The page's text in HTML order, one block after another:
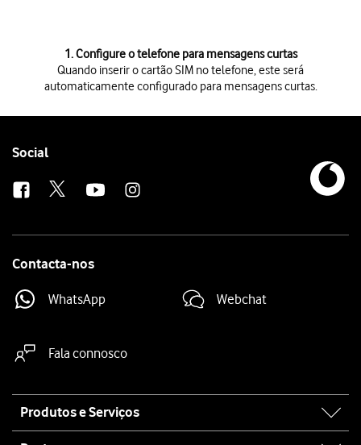
1. Configure o telefone para mensagens curtas
Quando inserir o cartão SIM no telefone, este será
automaticamente configurado para mensagens curtas.
Follow
Social
Contacta-nos
WhatsApp Webchat
Fala connosco
map
Produtos e Serviços